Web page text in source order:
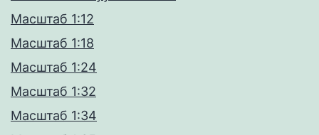
Масштаб 1:12
Масштаб 1:18
Масштаб 1:24
Масштаб 1:32
Масштаб 1:34